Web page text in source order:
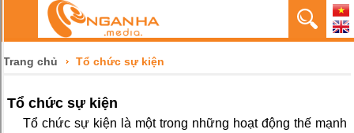
Trang chủ Tổ chức sự kiện
Tổ chức sự kiện
Tổ chức sự kiện là một trong những hoạt động thế mạnh